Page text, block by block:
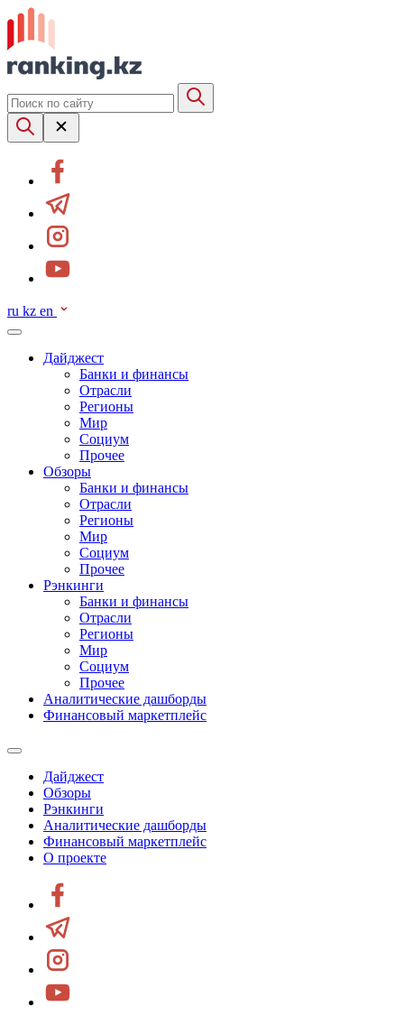
ru kz en
Дайджест
Банки и финансы
Отрасли
Регионы
Мир
Социум
Прочее
Обзоры
Банки и финансы
Отрасли
Регионы
Мир
Социум
Прочее
Рэнкинги
Банки и финансы
Отрасли
Регионы
Мир
Социум
Прочее
Аналитические дашборды
Финансовый маркетплейс
Дайджест
Обзоры
Рэнкинги
Аналитические дашборды
Финансовый маркетплейс
О проекте